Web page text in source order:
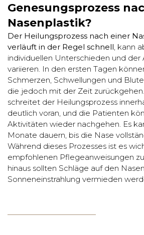
Genesungsprozess
Nasenplastik?
Der Heilungsprozess nach einer
verläuft in der Regel schnell , kann
individuellen Unterschieden und der
variieren. In den ersten Tagen
Schmerzen, Schwellungen und
die jedoch mit der Zeit
schreitet der Heilungsprozess
deutlich voran, und die Patienten
Aktivitäten wieder nachgehen. Es
Monate dauern, bis die Nase
Während dieses Prozesses ist es
empfohlenen Pflegeanweisungen
hinaus sollten Schläge auf den
Sonneneinstrahlung vermieden